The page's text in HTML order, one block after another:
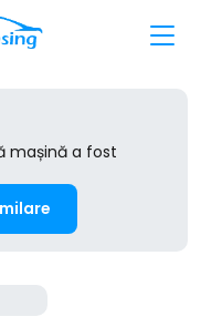
mașină a fost